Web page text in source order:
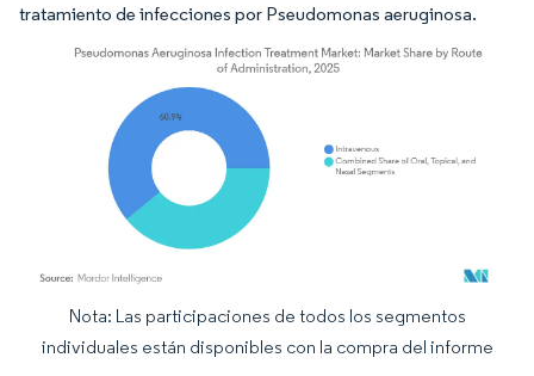
tratamiento de infecciones por Pseudomonas aeruginosa.
Imagen © Mordor Intelligence. El uso requiere atribución según CC BY 4.0.
Nota: Las participaciones de todos los segmentos
individuales están disponibles con la compra del informe